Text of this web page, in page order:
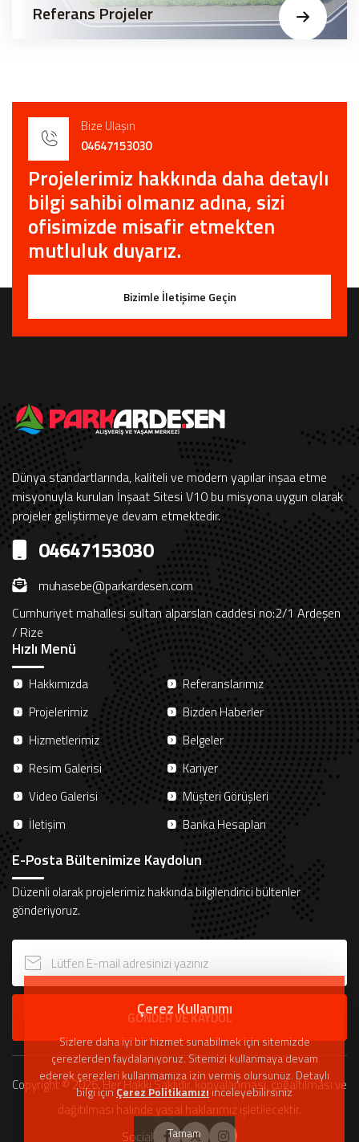
Referans Projeler
Bize Ulaşın
04647153030
Projelerimiz hakkında daha detaylı
bilgi sahibi olmanız adına, sizi
ofisimizde misafir etmekten
mutluluk duyarız.
Bizimle İletişime Geçin
Dünya standartlarında, kaliteli ve modern yapılar inşaa etme
misyonuyla kurulan İnşaat Sitesi V10 bu misyona uygun olarak
projeler geliştirmeye devam etmektedir.
04647153030
muhasebe@parkardesen.com
Cumhuriyet mahallesi sultan alparslan caddesi no:2/1 Ardeşen
/ Rize
Hızlı Menü
Hakkımızda
Projelerimiz
Hizmetlerimiz
Resim Galerisi
Video Galerisi
İletişim
Referanslarımız
Bizden Haberler
Belgeler
Kariyer
Müşteri Görüşleri
Banka Hesapları
E-Posta Bültenimize Kaydolun
Düzenli olarak projelerimiz hakkında bilgilendirici bültenler
gönderiyoruz.
GÖNDER VE KAYDOL
Copyright © 2026. Her Hakkı Saklıdır. kopyalanması, çoğaltılması ve
dağıtılması halinde yasal haklarımız işletilecektir.
Social
Çerez Kullanımı
Sizlere daha iyi bir hizmet sunabilmek için sitemizde
çerezlerden faydalanıyoruz. Sitemizi kullanmaya devam
ederek çerezleri kullanmamıza izin vermiş olursunuz. Detaylı
bilgi içinÇerez Politikamızıinceleyebilirsiniz
Tamam